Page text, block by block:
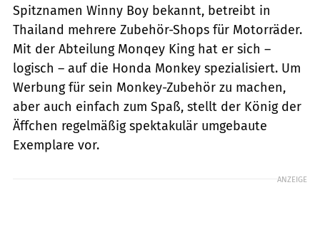
Spitznamen Winny Boy bekannt, betreibt in
Thailand mehrere Zubehör-Shops für Motorräder.
Mit der Abteilung Monqey King hat er sich –
logisch – auf die Honda Monkey spezialisiert. Um
Werbung für sein Monkey-Zubehör zu machen,
aber auch einfach zum Spaß, stellt der König der
Äffchen regelmäßig spektakulär umgebaute
Exemplare vor.
ANZEIGE